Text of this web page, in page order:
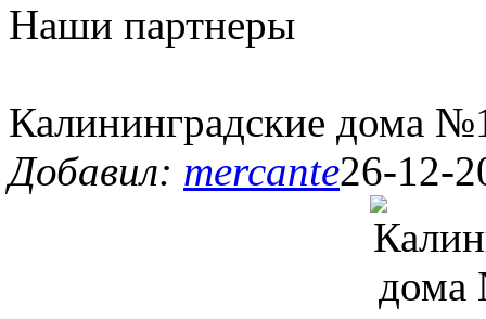
Наши партнеры
Калининградские дома
Добавил: mercante26-12-